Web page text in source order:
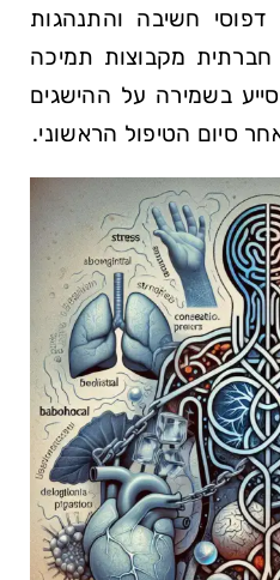
חשיבה והתנהגות
חברתית מקבוצות תמיכה
לסייע בשמירה על ההישגים
סיום הטיפול הראשוני.